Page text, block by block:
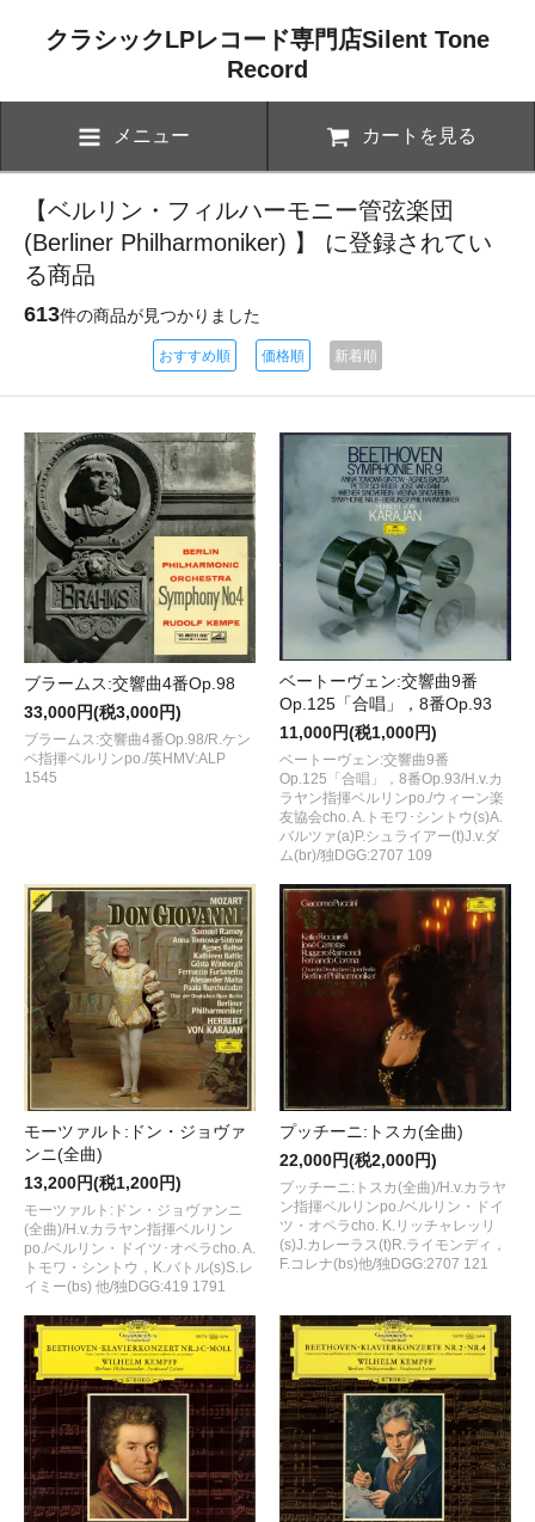
クラシックLPレコード専門店Silent Tone
Record
メニュー カートを見る
【ベルリン・フィルハーモニー管弦楽団
(Berliner Philharmoniker) 】 に登録されてい
る商品
613件の商品が見つかりました
おすすめ順 価格順 新着順
ブラームス:交響曲4番Op.98
33,000円(税3,000円)
ブラームス:交響曲4番Op.98/R.ケン
ペ指揮ベルリンpo./英HMV:ALP
1545
ベートーヴェン:交響曲9番
Op.125「合唱」，8番Op.93
11,000円(税1,000円)
ベートーヴェン:交響曲9番
Op.125「合唱」，8番Op.93/H.v.カ
ラヤン指揮ベルリンpo./ウィーン楽
友協会cho. A.トモワ･シントウ(s)A.
バルツァ(a)P.シュライアー(t)J.v.ダ
ム(br)/独DGG:2707 109
モーツァルト:ドン・ジョヴァ
ンニ(全曲)
13,200円(税1,200円)
モーツァルト:ドン・ジョヴァンニ
(全曲)/H.v.カラヤン指揮ベルリン
po./ベルリン・ドイツ･オペラcho. A.
トモワ・シントウ，K.バトル(s)S.レ
イミー(bs) 他/独DGG:419 1791
プッチーニ:トスカ(全曲)
22,000円(税2,000円)
プッチーニ:トスカ(全曲)/H.v.カラヤ
ン指揮ベルリンpo./ベルリン・ドイ
ツ・オペラcho. K.リッチャレッリ
(s)J.カレーラス(t)R.ライモンディ，
F.コレナ(bs)他/独DGG:2707 121